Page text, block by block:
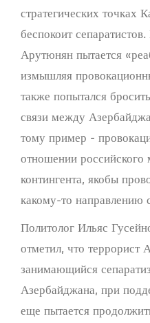
стратегических точках
беспокоит
Арутюнян пытается
измышляя
также попытался
связи между
тому пример -
отношении российского
контингента, якобы
какому-то направлению
Политолог Ильяс
отметил, что террорист
занимающийся
Азербайджана, при
еще пытается